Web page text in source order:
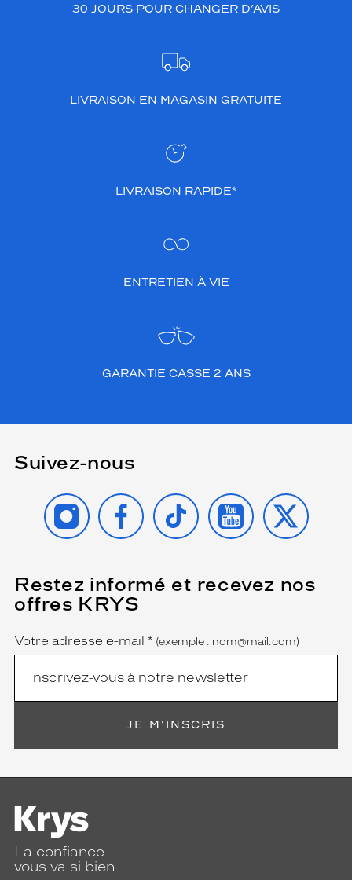
30 JOURS POUR CHANGER D’AVIS
LIVRAISON EN MAGASIN GRATUITE
LIVRAISON RAPIDE*
ENTRETIEN À VIE
GARANTIE CASSE 2 ANS
Suivez-nous
INSTAGRAMFACEBOOK
TIKTOK YOUTUBE
X
Restez informé et recevez nos
offres KRYS
Name
Votre adresse e-mail *
(Ce
champ
est
obligatoire)
(exemple : nom@mail.com)
JE M'INSCRIS
La confiance
vous va si bien